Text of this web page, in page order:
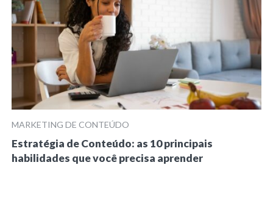
MARKETING DE CONTEÚDO
Estratégia de Conteúdo: as 10 principais
habilidades que você precisa aprender